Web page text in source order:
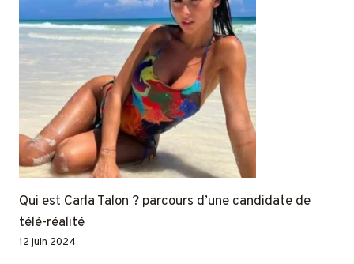
Qui est Carla Talon ? parcours d’une candidate de
télé-réalité
12 juin 2024